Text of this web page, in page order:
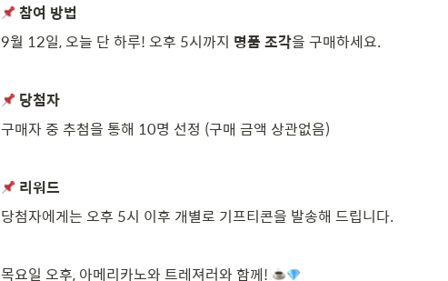
참여 방법
9월 12일, 오늘 단 하루! 오후 5시까지 명품 조각을 구매하세요.
당첨자
구매자 중 추첨을 통해 10명 선정 (구매 금액 상관없음)
리워드
당첨자에게는 오후 5시 이후 개별로 기프티콘을 발송해 드립니다.
목요일 오후, 아메리카노와 트레져러와 함께!